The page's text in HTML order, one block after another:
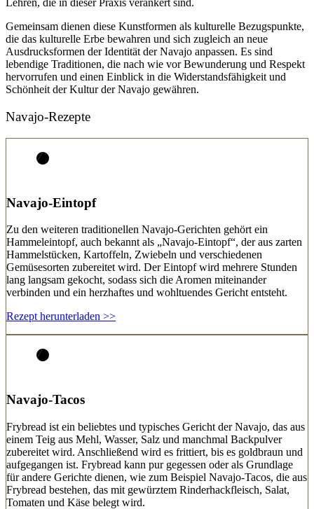
Lehren, die in dieser Praxis verankert sind.
Gemeinsam dienen diese Kunstformen als kulturelle Bezugspunkte,
die das kulturelle Erbe bewahren und sich zugleich an neue
Ausdrucksformen der Identität der Navajo anpassen. Es sind
lebendige Traditionen, die nach wie vor Bewunderung und Respekt
hervorrufen und einen Einblick in die Widerstandsfähigkeit und
Schönheit der Kultur der Navajo gewähren.
Navajo-Rezepte
Navajo-Eintopf
Zu den weiteren traditionellen Navajo-Gerichten gehört ein
Hammeleintopf, auch bekannt als „Navajo-Eintopf“, der aus zarten
Hammelstücken, Kartoffeln, Zwiebeln und verschiedenen
Gemüsesorten zubereitet wird. Der Eintopf wird mehrere Stunden
lang langsam gekocht, sodass sich die Aromen miteinander
verbinden und ein herzhaftes und wohltuendes Gericht entsteht.
Rezept herunterladen >>
Navajo-Tacos
Frybread ist ein beliebtes und typisches Gericht der Navajo, das aus
einem Teig aus Mehl, Wasser, Salz und manchmal Backpulver
zubereitet wird. Anschließend wird es frittiert, bis es goldbraun und
aufgegangen ist. Frybread kann pur gegessen oder als Grundlage
für andere Gerichte dienen, wie zum Beispiel Navajo-Tacos, die aus
Frybread bestehen, das mit gewürztem Rinderhackfleisch, Salat,
Tomaten und Käse belegt wird.